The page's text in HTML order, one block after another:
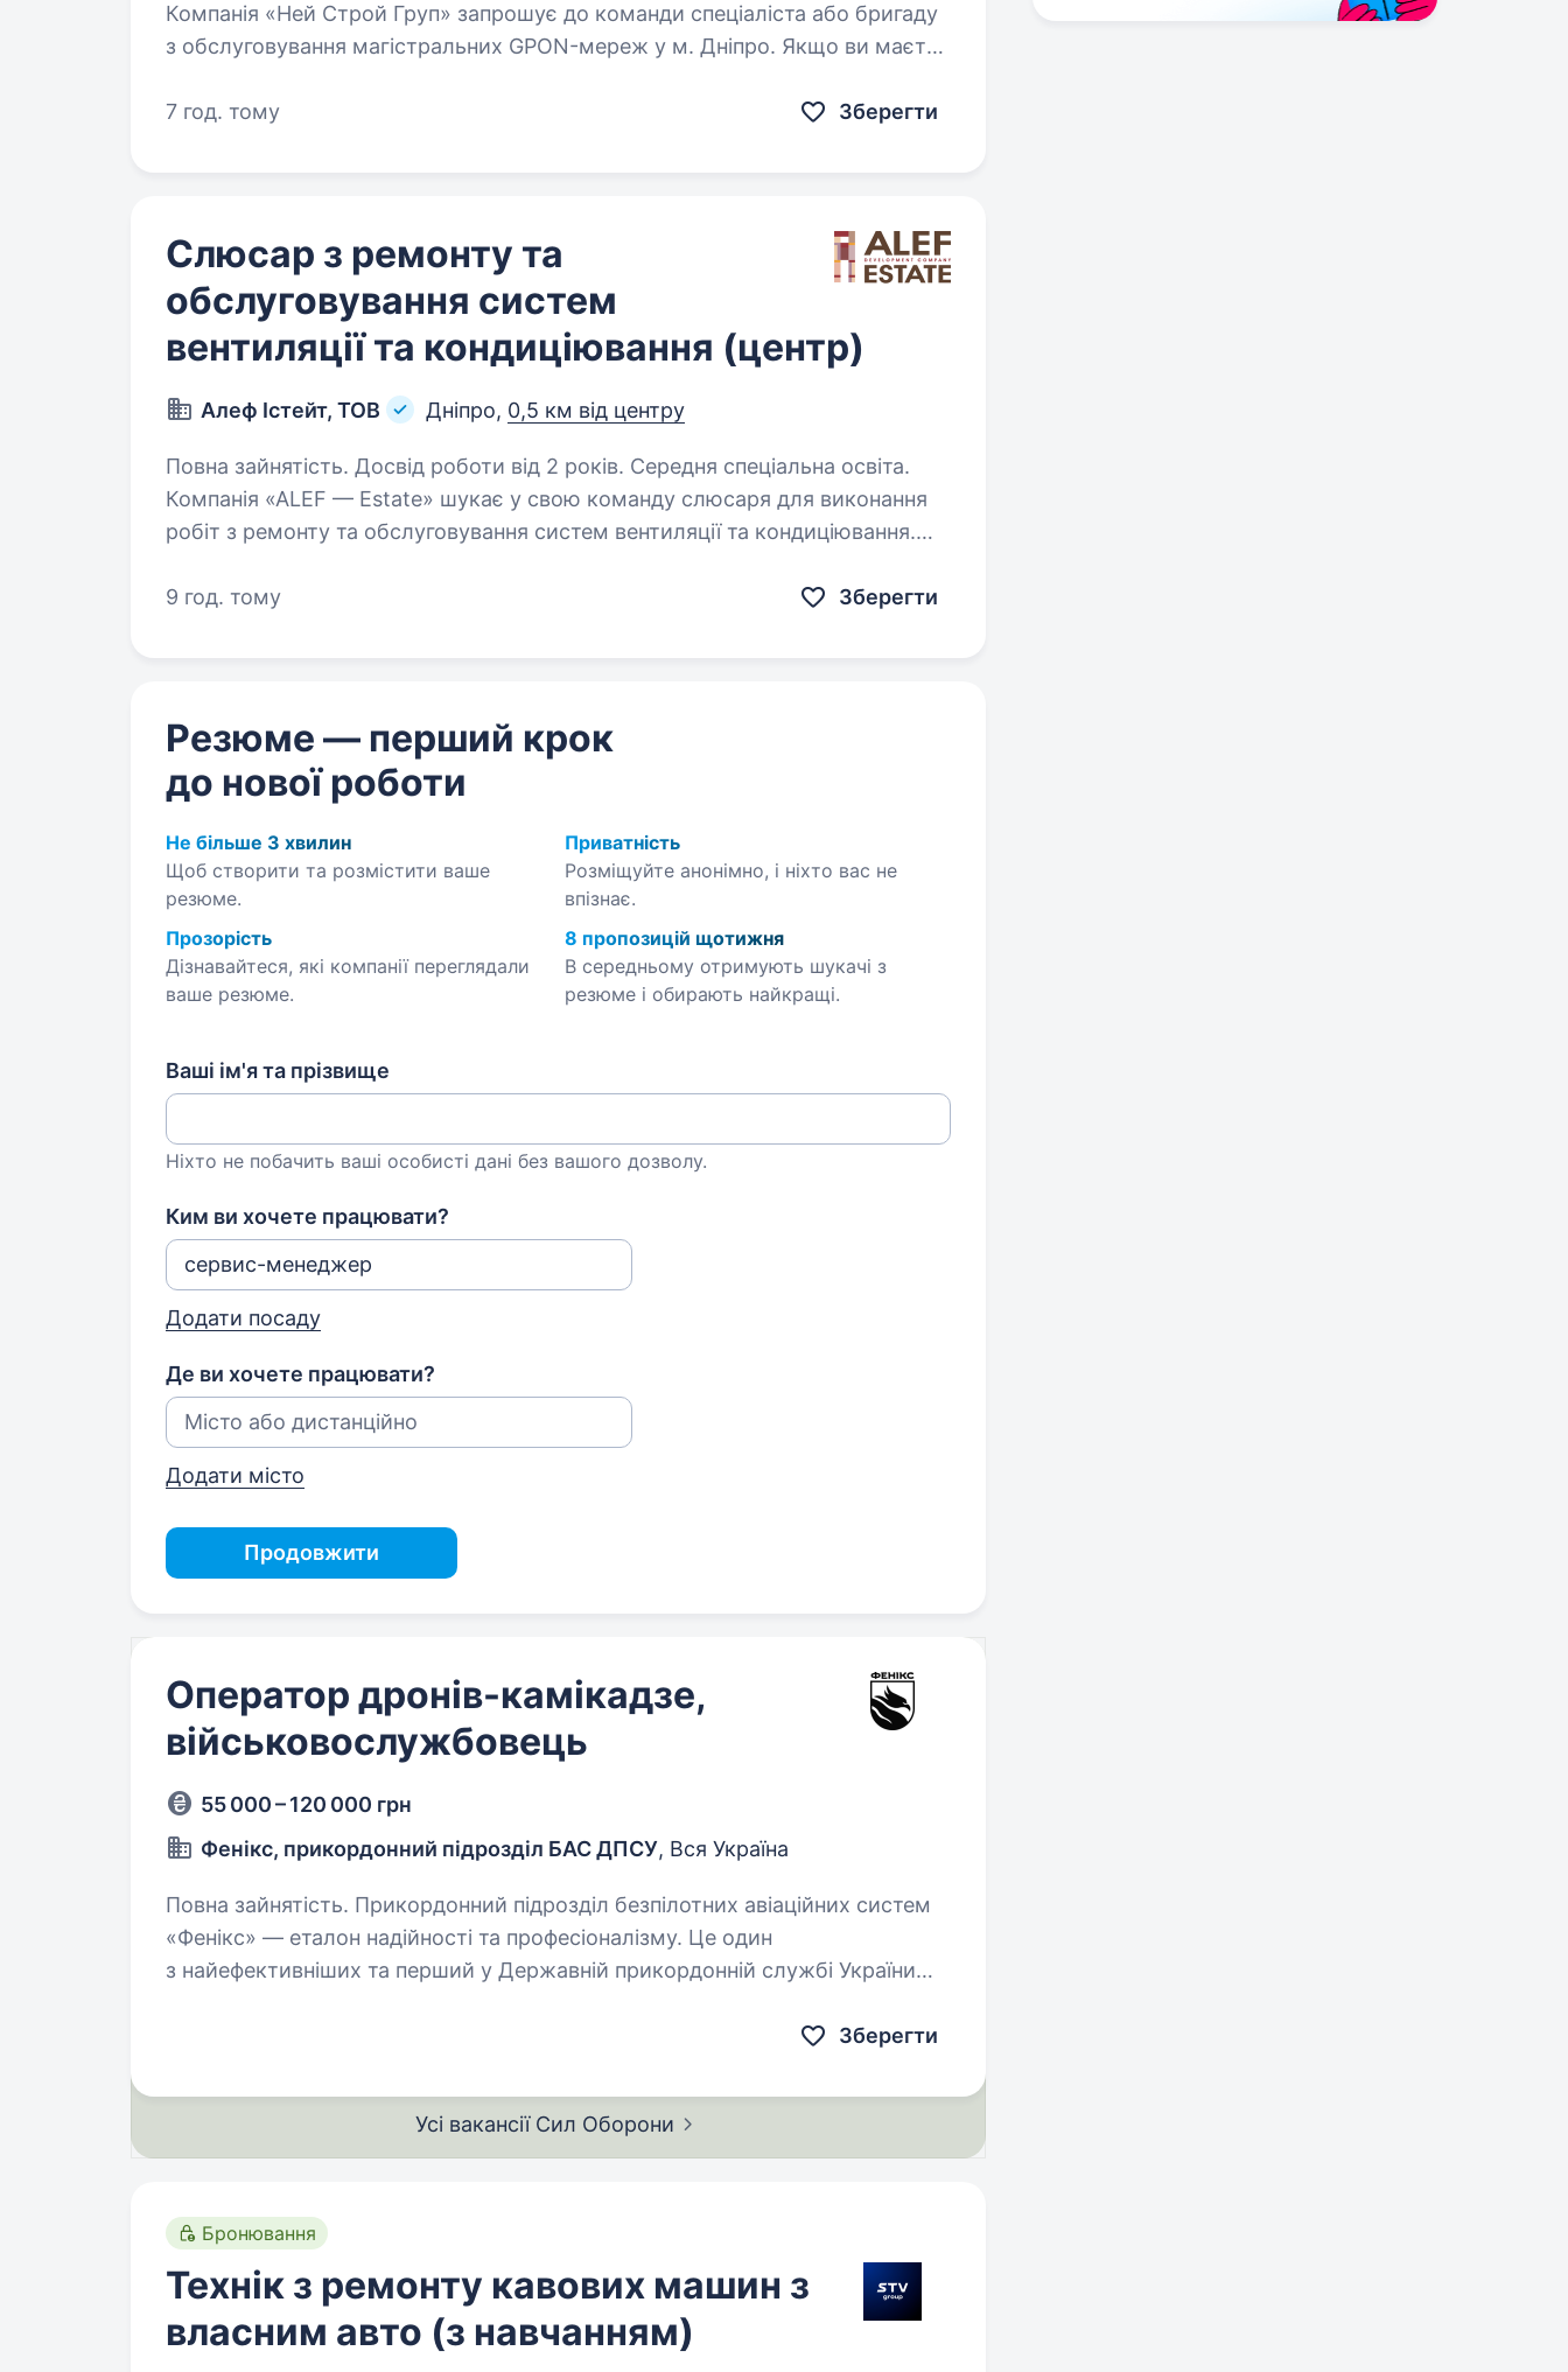
Компанія «Ней Строй Груп» запрошує до команди спеціаліста або бригаду
з обслуговування магістральних GPON-мереж у м. Дніпро. Якщо ви маєте
стабільну…
7 год. тому Зберегти
Слюсар з ремонту та
обслуговування систем
вентиляції та кондиціювання (центр)
Алеф Істейт, ТОВ Дніпро, 0,5 км від центру
Повна зайнятість. Досвід роботи від 2 років. Середня спеціальна освіта.
Компанія «ALEF — Estate» шукає у свою команду слюсаря для виконання
робіт з ремонту та обслуговування систем вентиляції та кондиціювання.
вентиляції,…
9 год. тому Зберегти
Резюме — перший крок
до нової роботи
Не більше 3 хвилин
Щоб створити та розмістити ваше
резюме.
Приватність
Розміщуйте анонімно, і ніхто вас не
впізнає.
Прозорість
Дізнавайтеся, які компанії переглядали
ваше резюме.
8 пропозицій щотижня
В середньому отримують шукачі з
резюме і обирають найкращі.
Ваші ім'я та прізвище
Ніхто не побачить ваші особисті дані без вашого дозволу.
Ким ви хочете працювати?
Додати посаду
Де ви хочете працювати?
Додати місто
Продовжити
Оператор дронів-камікадзе,
військовослужбовець
55 000 – 120 000 грн
Фенікс, прикордонний підрозділ БАС ДПСУ, Вся Україна
Повна зайнятість. Прикордонний підрозділ безпілотних авіаційних систем
«Фенікс» — еталон надійності та професіоналізму. Це один
з найефективніших та перший у Державній прикордонній службі України
Зберегти
Усі вакансії Сил Оборони
Бронювання
Технік з ремонту кавових машин з
власним авто (з навчанням)